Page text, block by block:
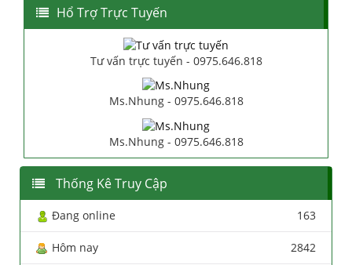
Hổ Trợ Trực Tuyến
Tư vấn trực tuyến - 0975.646.818
Ms.Nhung - 0975.646.818
Ms.Nhung - 0975.646.818
Thống Kê Truy Cập
Đang online 163
Hôm nay 2842